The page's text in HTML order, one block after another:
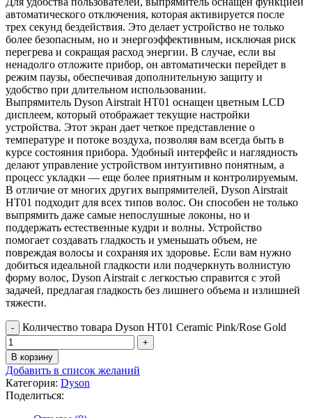
автоматического отключения, которая активируется после
трех секунд бездействия. Это делает устройство не только
более безопасным, но и энергоэффективным, исключая риск
перегрева и сокращая расход энергии. В случае, если вы
ненадолго отложите прибор, он автоматически перейдет в
режим паузы, обеспечивая дополнительную защиту и
удобство при длительном использовании.
Выпрямитель Dyson Airstrait HT01 оснащен цветным LCD
дисплеем, который отображает текущие настройки
устройства. Этот экран дает четкое представление о
температуре и потоке воздуха, позволяя вам всегда быть в
курсе состояния прибора. Удобный интерфейс и наглядность
делают управление устройством интуитивно понятным, а
процесс укладки — еще более приятным и контролируемым.
В отличие от многих других выпрямителей, Dyson Airstrait
HT01 подходит для всех типов волос. Он способен не только
выпрямить даже самые непослушные локоны, но и
поддержать естественные кудри и волны. Устройство
помогает создавать гладкость и уменьшать объем, не
повреждая волосы и сохраняя их здоровье. Если вам нужно
добиться идеальной гладкости или подчеркнуть волнистую
форму волос, Dyson Airstrait с легкостью справится с этой
задачей, предлагая гладкость без лишнего объема и излишней
тяжести.
Количество товара Dyson HT01 Ceramic Pink/Rose Gold
В корзину
Добавить в список желаний
Категория: Dyson
Поделиться: